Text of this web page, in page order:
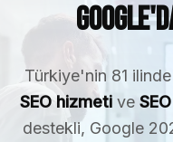
Türkiye'nin 81 ilinde
SEO hizmetive
destekli, Google